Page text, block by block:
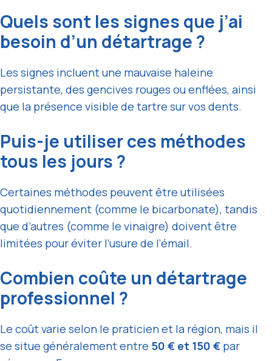
Quels sont les signes que j’ai
besoin d’un détartrage ?
Les signes incluent une mauvaise haleine
persistante, des gencives rouges ou enflées, ainsi
que la présence visible de tartre sur vos dents.
Puis-je utiliser ces méthodes
tous les jours ?
Certaines méthodes peuvent être utilisées
quotidiennement (comme le bicarbonate), tandis
que d’autres (comme le vinaigre) doivent être
limitées pour éviter l’usure de l’émail.
Combien coûte un détartrage
professionnel ?
Le coût varie selon le praticien et la région, mais il
se situe généralement entre 50 € et 150 € par